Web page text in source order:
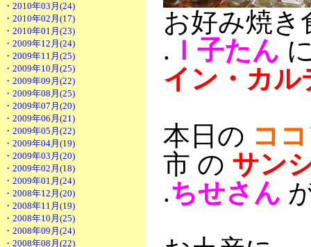
・2010年03月(24)
・2010年02月(17)
・2010年01月(23)
・2009年12月(24)
・2009年11月(25)
・2009年10月(25)
・2009年09月(22)
・2009年08月(25)
・2009年07月(20)
・2009年06月(21)
・2009年05月(22)
・2009年04月(19)
・2009年03月(20)
・2009年02月(18)
・2009年01月(24)
・2008年12月(20)
・2008年11月(19)
・2008年10月(25)
・2008年09月(24)
・2008年08月(22)
お好み焼き
. Ｉ子たん
イン・カル
本日の コ
市 の サン
.ちせさん